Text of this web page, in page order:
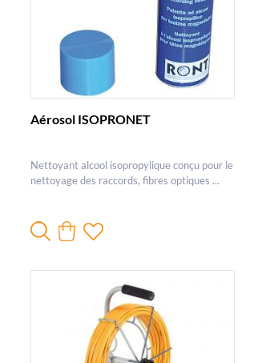
Aérosol ISOPRONET
Nettoyant alcool isopropylique conçu pour le
nettoyage des raccords, fibres optiques ...